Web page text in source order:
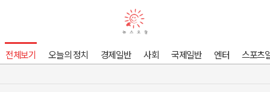
전체보기 오늘의 정치 경제일반 사회 국제일반 엔터 스포츠